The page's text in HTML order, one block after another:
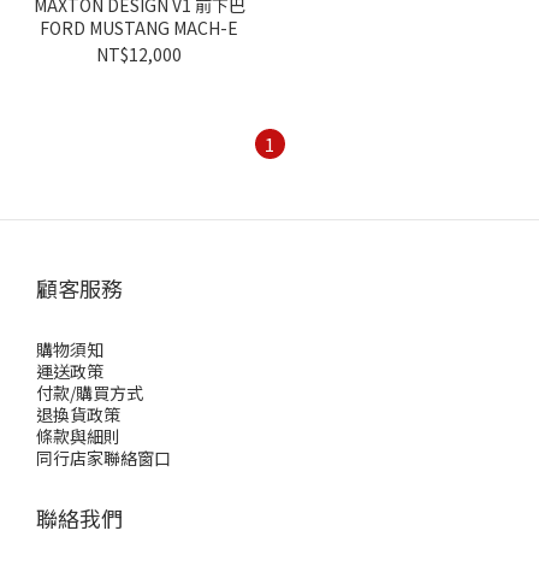
MAXTON DESIGN V1 前下巴
FORD MUSTANG MACH-E
NT$12,000
1
顧客服務
購物須知
運送政策
付款/購買方式
退換貨政策
條款與細則
同行店家聯絡窗口
聯絡我們